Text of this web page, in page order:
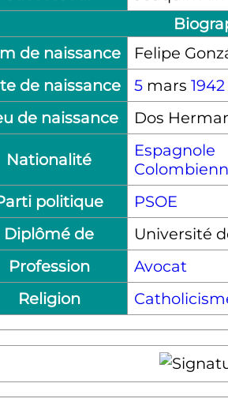
de naissance
Felipe
de naissance
5 mars 1942
de naissance
Dos
Nationalité
Espagnole
politique
PSOE
Diplômé de
Université
Profession
Avocat
Religion